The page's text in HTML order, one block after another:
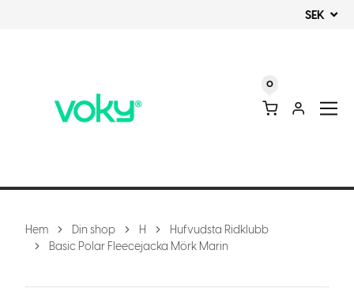
SEK
0
Hem Din shop H
Hufvudsta Ridklubb
Basic Polar Fleecejacka Mörk Marin